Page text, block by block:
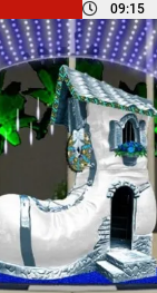
09:15